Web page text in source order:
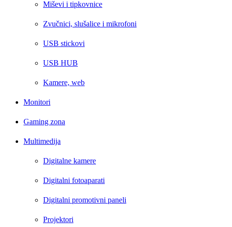
Miševi i tipkovnice
Zvučnici, slušalice i mikrofoni
USB stickovi
USB HUB
Kamere, web
Monitori
Gaming zona
Multimedija
Digitalne kamere
Digitalni fotoaparati
Digitalni promotivni paneli
Projektori